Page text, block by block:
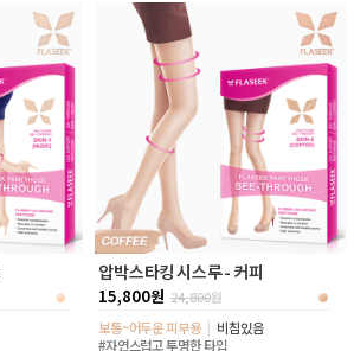
압박스타킹 시스루 - 커피
15,800원 24,800원
보통~어두운 피부용
비침있음
#자연스럽고 투명한 타입